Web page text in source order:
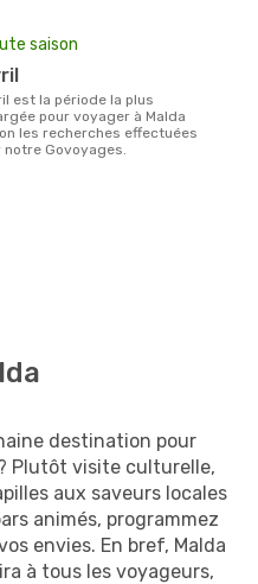
saison
pour voyager à Malda
les recherches effectuées
notre Govoyages.
destination pour
Plutôt visite culturelle,
aux saveurs locales
animés, programmez
envies. En bref, Malda
à tous les voyageurs,